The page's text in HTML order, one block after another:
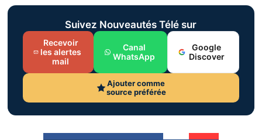
Suivez Nouveautés Télé sur
Recevoir
les alertes
mail
Canal
WhatsApp
Google
Discover
Ajouter comme
source préférée